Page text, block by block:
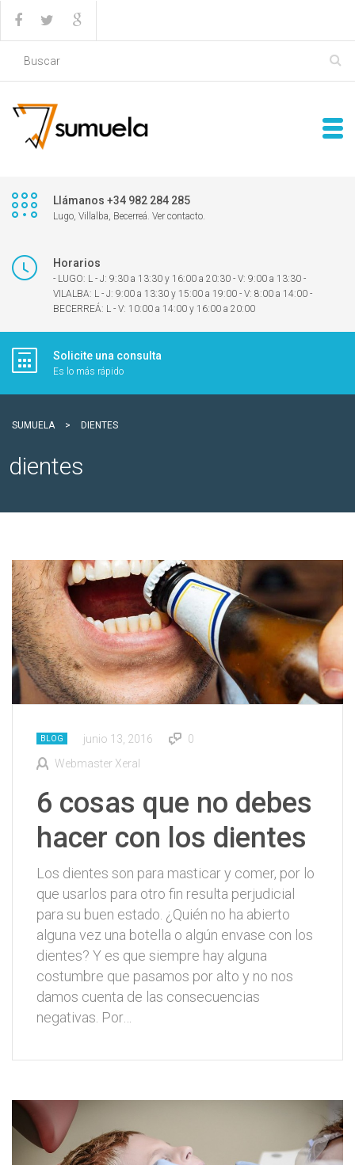
Llámanos +34 982 284 285
Lugo, Villalba, Becerreá. Ver contacto.
Horarios
- LUGO: L - J: 9:30 a 13:30 y 16:00 a 20:30 - V: 9:00 a 13:30 -
VILALBA: L - J: 9:00 a 13:30 y 15:00 a 19:00 - V: 8:00 a 14:00 -
BECERREÁ: L - V: 10:00 a 14:00 y 16:00 a 20:00
Solicite una consulta
Es lo más rápido
SUMUELA > DIENTES
dientes
BLOG junio 13, 2016
0
Webmaster Xeral
6 cosas que no debes
hacer con los dientes
Los dientes son para masticar y comer, por lo
que usarlos para otro fin resulta perjudicial
para su buen estado. ¿Quién no ha abierto
alguna vez una botella o algún envase con los
dientes? Y es que siempre hay alguna
costumbre que pasamos por alto y no nos
damos cuenta de las consecuencias
negativas. Por…